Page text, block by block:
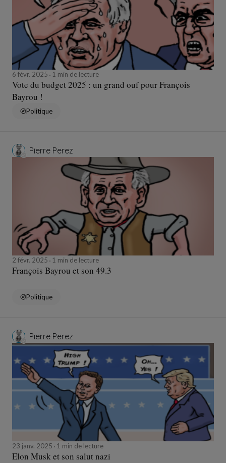
6 févr. 2025 1 min de lecture
Vote du budget 2025 : un grand ouf pour François
Bayrou !
Politique
Pierre Perez
2 févr. 2025 1 min de lecture
François Bayrou et son 49.3
Politique
Pierre Perez
23 janv. 2025 1 min de lecture
Elon Musk et son salut nazi